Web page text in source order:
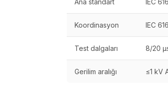
Koordinasyon IEC
Test dalgaları 8/20
Gerilim aralığı ≤1 kV